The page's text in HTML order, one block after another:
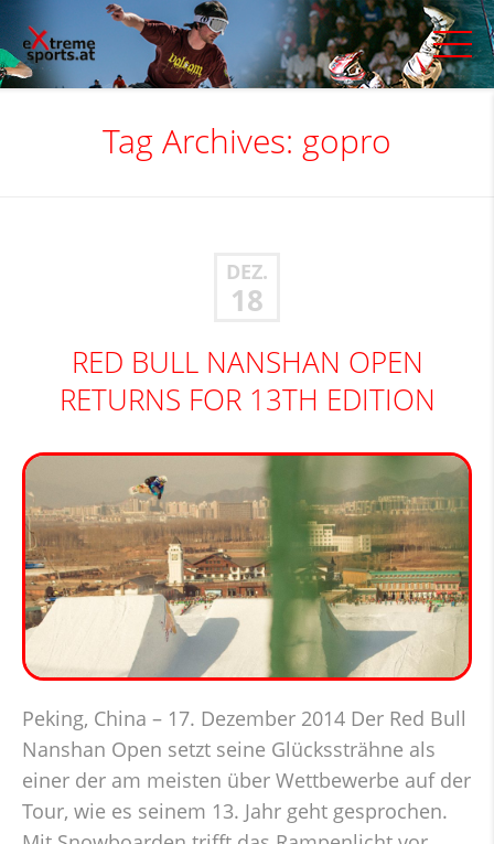
Tag Archives: gopro
DEZ.
18
RED BULL NANSHAN OPEN
RETURNS FOR 13TH EDITION
Peking, China – 17. Dezember 2014 Der Red Bull
Nanshan Open setzt seine Glückssträhne als
einer der am meisten über Wettbewerbe auf der
Tour, wie es seinem 13. Jahr geht gesprochen.